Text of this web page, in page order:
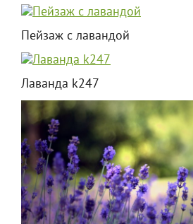
Пейзаж с лавандой
Лаванда k247